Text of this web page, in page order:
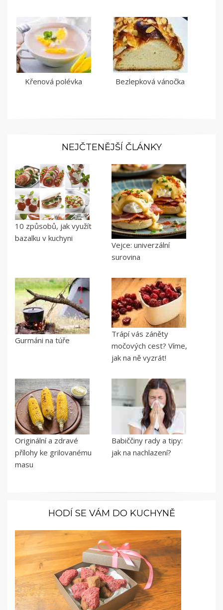
Křenová polévka Bezlepková vánočka
NEJČTENĚJŠÍ ČLÁNKY
10 způsobů, jak využít
bazalku v kuchyni
Vejce: univerzální
surovina
Gurmáni na túře
Trápí vás záněty
močových cest? Víme,
jak na ně vyzrát!
Originální a zdravé
přílohy ke grilovanému
masu
Babiččiny rady a tipy:
jak na nachlazení?
HODÍ SE VÁM DO KUCHYNĚ